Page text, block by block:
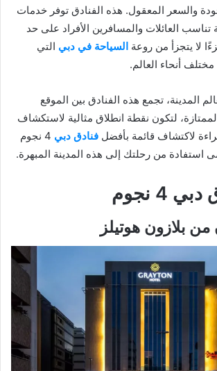
والسعر المعقول. هذه الفنادق توفر خدمات
تناسب العائلات والمسافرين الأفراد على حد
لا يتجزأ من روعة السياحة في دبي التي
أنحاء العالم.
المدينة، تجمع هذه الفنادق بين الموقع
لتكون نقطة انطلاق مثالية لاستكشاف
لاكتشاف قائمة بأفضل فنادق دبي
4 نجوم
استفادة من رحلتك إلى هذه المدينة المبهرة.
4 نجوم
بلازون هوتيلز